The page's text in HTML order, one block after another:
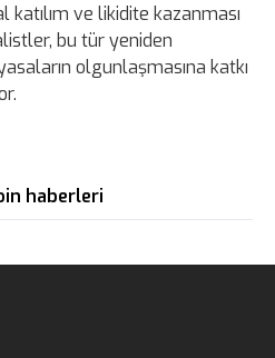
katılım ve likidite kazanması
bu tür yeniden
olgunlaşmasına katkı
haberleri